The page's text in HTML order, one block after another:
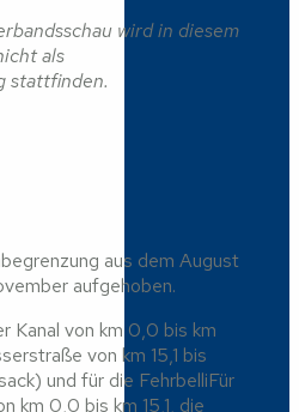
wird in diesem
als
stattfinden.
aus dem August
aufgehoben.
Kanal von km 0,0 bis km
von km 15,1 bis
und für die FehrbelliFür
km 0,0 bis km 15,1, die